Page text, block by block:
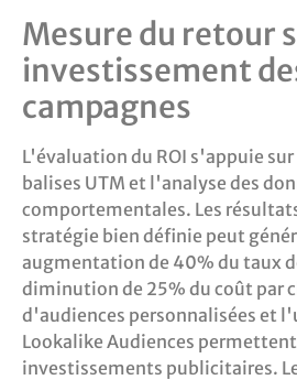
Mesure du retour
investissement
campagnes
L'évaluation du ROI s'appuie
balises UTM et l'analyse des
comportementales. Les
stratégie bien définie peut
augmentation de 40% du taux
diminution de 25% du coût par
d'audiences personnalisées et
Lookalike Audiences
investissements publicitaires.